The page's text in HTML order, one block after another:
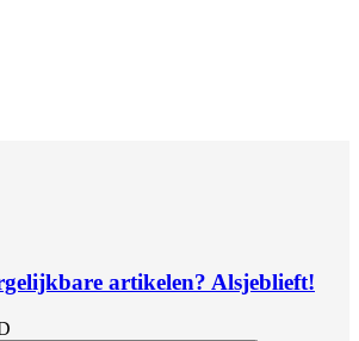
artikelen? Alsjeblieft!